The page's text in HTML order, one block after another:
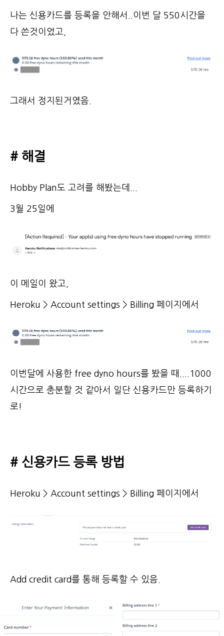
나는 신용카드를 등록을 안해서..이번 달 550시간을
다 쓴것이었고,
그래서 정지된거였음.
# 해결
Hobby Plan도 고려를 해봤는데...
3월 25일에
이 메일이 왔고,
Heroku > Account settings > Billing 페이지에서
이번달에 사용한 free dyno hours를 봤을 때....1000
시간으로 충분할 것 같아서 일단 신용카드만 등록하기
로!
# 신용카드 등록 방법
Heroku > Account settings > Billing 페이지에서
Add credit card를 통해 등록할 수 있음.